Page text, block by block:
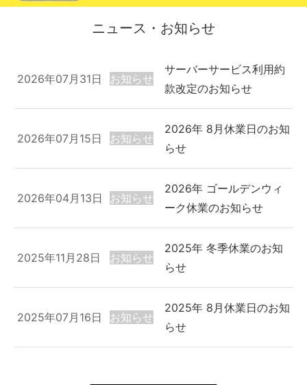
ニュース・お知らせ
2026年07月31日 お知らせ
サーバーサービス利用約
款改定のお知らせ
2026年07月15日 お知らせ
2026年 8月休業日のお知
らせ
2026年04月13日 お知らせ
2026年 ゴールデンウィ
ーク休業のお知らせ
2025年11月28日 お知らせ
2025年 冬季休業のお知
らせ
2025年07月16日 お知らせ
2025年 8月休業日のお知
らせ